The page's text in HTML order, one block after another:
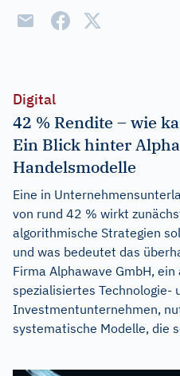
Digital
42 % Rendite – wie
Ein Blick hinter
Handelsmodelle
Eine in
von rund 42 % wirkt
algorithmische Strategien
und was bedeutet das
Firma Alphawave GmbH,
spezialisiertes Technologie-
Investmentunternehmen,
systematische Modelle, die